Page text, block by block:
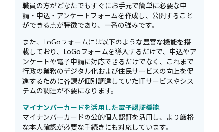
職員の方がどなたでもすぐにお手元で簡単に必要な申
請・申込・アンケートフォームを作成し、公開すること
ができる点が特徴であり、一番の強みです。
また、LoGoフォームには以下のような豊富な機能を搭
載しており、LoGoフォームを導入するだけで、申込やア
ンケートや電子申請に対応できるだけでなく、これまで
行政の業務のデジタル化および住民サービスの向上を促
進するために各課が個別調達していたITサービスやシス
テムの調達が不要になります。
マイナンバーカードを活用した電子認証機能
マイナンバーカードの公的個人認証を活用し、より厳格
な本人確認が必要な手続きにも対応しています。